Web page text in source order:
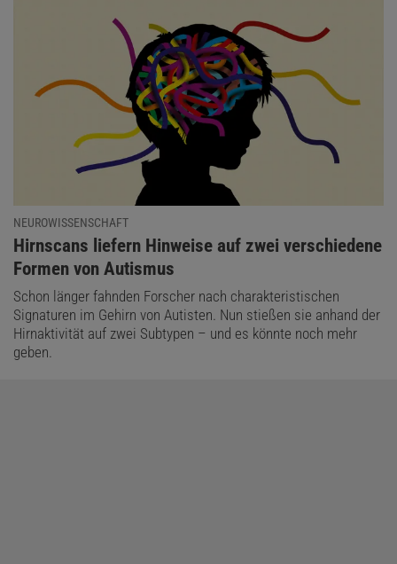
NEUROWISSENSCHAFT
:
Hirnscans liefern Hinweise auf zwei verschiedene
Formen von Autismus
Schon länger fahnden Forscher nach charakteristischen
Signaturen im Gehirn von Autisten. Nun stießen sie anhand der
Hirnaktivität auf zwei Subtypen – und es könnte noch mehr
geben.